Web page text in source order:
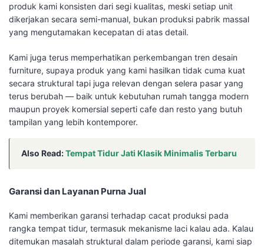
produk kami konsisten dari segi kualitas, meski setiap unit
dikerjakan secara semi-manual, bukan produksi pabrik massal
yang mengutamakan kecepatan di atas detail.
Kami juga terus memperhatikan perkembangan tren desain
furniture, supaya produk yang kami hasilkan tidak cuma kuat
secara struktural tapi juga relevan dengan selera pasar yang
terus berubah — baik untuk kebutuhan rumah tangga modern
maupun proyek komersial seperti cafe dan resto yang butuh
tampilan yang lebih kontemporer.
Also Read:Tempat Tidur Jati Klasik Minimalis Terbaru
Garansi dan Layanan Purna Jual
Kami memberikan garansi terhadap cacat produksi pada
rangka tempat tidur, termasuk mekanisme laci kalau ada. Kalau
ditemukan masalah struktural dalam periode garansi, kami siap